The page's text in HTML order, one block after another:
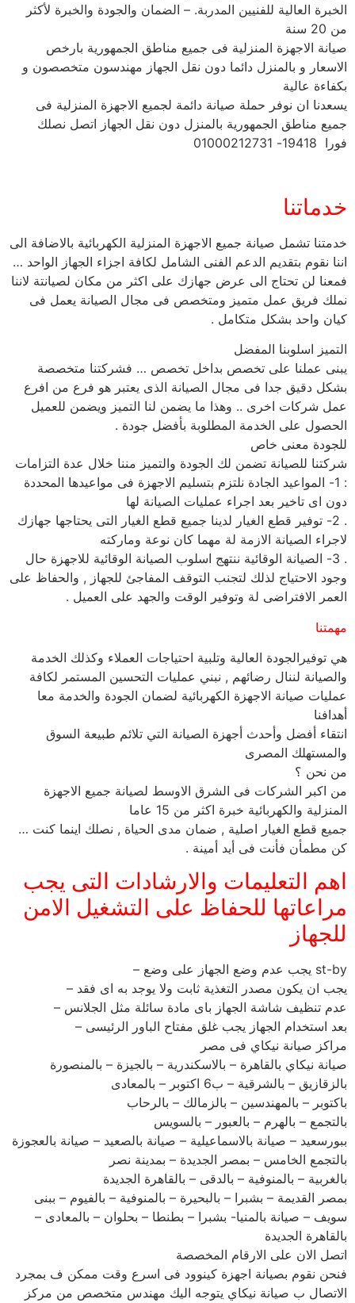
الخبرة العالية للفنيين المدربة. – الضمان والجودة والخبرة لأكثر
من 20 سنة
صيانة الاجهزة المنزلية فى جميع مناطق الجمهورية بارخص
الاسعار و بالمنزل دائما دون نقل الجهاز مهندسون متخصصون و
بكفاءة عالية
يسعدنا ان نوفر حملة صيانة دائمة لجميع الاجهزة المنزلية فى
جميع مناطق الجمهورية بالمنزل دون نقل الجهاز اتصل نصلك
فورا 19418- 01000212731
خدماتنا
خدمتنا تشمل صيانة جميع الاجهزة المنزلية الكهربائية بالاضافة الى
اننا نقوم بتقديم الدعم الفنى الشامل لكافة اجزاء الجهاز الواحد …
فمعنا لن تحتاج الى عرض جهازك على اكثر من مكان لصيانتة لاننا
نملك فريق عمل متميز ومتخصص فى مجال الصيانة يعمل فى
كيان واحد بشكل متكامل .
التميز اسلوبنا المفضل
يبنى عملنا على تخصص بداخل تخصص … فشركتنا متخصصة
بشكل دقيق جدا فى مجال الصيانة الذى يعتبر هو فرع من افرع
عمل شركات اخرى .. وهذا ما يضمن لنا التميز ويضمن للعميل
الحصول على الخدمة المطلوبة بأفضل جودة .
للجودة معنى خاص
شركتنا للصيانة تضمن لك الجودة والتميز مننا خلال عدة التزامات
: 1- المواعيد الجادة نلتزم بتسليم الاجهزة فى مواعيدها المحددة
دون اى تاخير بعد اجراء عمليات الصيانة لها
. 2- توفير قطع الغيار لدينا جميع قطع الغيار التى يحتاجها جهازك
لاجراء الصيانة الازمة لة مهما كان نوعة وماركته
. 3- الصيانة الوقائية ننتهج اسلوب الصيانة الوقائية للاجهزة حال
وجود الاحتياج لذلك لتجنب التوقف المفاجئ للجهاز , والحفاظ على
العمر الافتراضى لة وتوفير الوقت والجهد على العميل .
مهمتنا
هي توفيرالجودة العالية وتلبية احتياجات العملاء وكذلك الخدمة
والصيانة لننال رضائهم , نبني عمليات التحسين المستمر لكافة
عمليات صيانة الاجهزة الكهربائية لضمان الجودة والخدمة معا
أهدافنا
انتقاء أفضل وأحدث أجهزة الصيانة التي تلائم طبيعة السوق
والمستهلك المصرى
من نحن ؟
من اكبر الشركات فى الشرق الاوسط لصيانة جميع الاجهزة
المنزلية والكهربائية خبرة اكثر من 15 عاما
جميع قطع الغيار اصلية , ضمان مدى الحياة , نصلك اينما كنت …
كن مطمأن فأنت فى أيد أمينة .
اهم التعليمات والارشادات التى يجب
مراعاتها للحفاظ على التشغيل الامن
للجهاز
st-by يجب عدم وضع الجهاز على وضع –
يجب ان يكون مصدر التغذية ثابت ولا يوجد به اى فقد –
عدم تنظيف شاشة الجهاز باى مادة سائلة مثل الجلانس –
بعد استخدام الجهاز يجب غلق مفتاح الباور الرئيسى –
مراكز صيانة نيكاي فى مصر
صيانة نيكاي بالقاهرة – بالاسكندرية – بالجيزة – بالمنصورة
بالزقازيق – بالشرقية – ب6 اكتوبر – بالمعادى
باكتوبر – بالمهندسين – بالزمالك – بالرحاب
بالتجمع – بالهرم – بالعبور – بالسويس
ببورسعيد – صيانة بالاسماعيلية – صيانة بالصعيد – صيانة بالعجوزة
بالتجمع الخامس – بمصر الجديدة – بمدينة نصر
بالغربية – بالمنوفية – بالدقى – بالقاهرة الجديدة
بمصر القديمة – بشبرا – بالبحيرة – بالمنوفية – بالفيوم – ببنى
سويف – صيانة بالمنيا- بشبرا – بطنطا – بحلوان – بالمعادى –
بالقاهرة الجديدة
اتصل الان على الارقام المخصصة
فنحن نقوم بصيانة اجهزة كينوود فى اسرع وقت ممكن ف بمجرد
الاتصال ب صيانة نيكاي يتوجه اليك مهندس متخصص من مركز